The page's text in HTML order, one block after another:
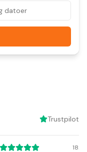
datoer
Trustpilot